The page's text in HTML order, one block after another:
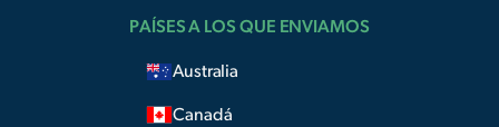
PAÍSES A LOS QUE ENVIAMOS
Australia
Canadá